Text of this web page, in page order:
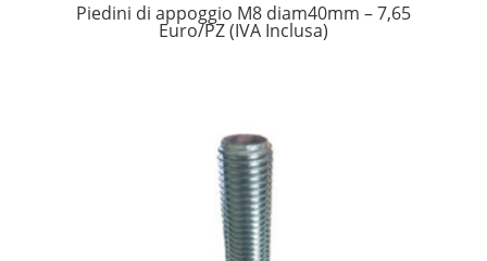
Piedini di appoggio M8 diam40mm – 7,65
Euro/PZ (IVA Inclusa)